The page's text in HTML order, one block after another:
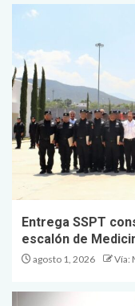
Entrega SSPT
escalón de
agosto 1, 2026 Vía: